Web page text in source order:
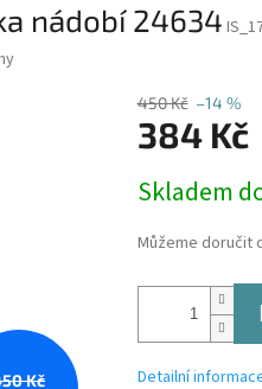
nádobí 24634
Kč
450 Kč –14 %
384 Kč
cena:
Skladem
Můžeme doručit
Detailní